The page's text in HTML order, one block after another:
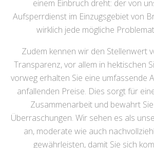
einem Einbruch dreht: der von
Aufsperrdienst im Einzugsgebiet von
wirklich jede mögliche
Zudem kennen wir den Stellenwert
Transparenz, vor allem in hektischen
vorweg erhalten Sie eine umfassende
anfallenden Preise. Dies sorgt für
Zusammenarbeit und bewahrt
Überraschungen. Wir sehen es als
an, moderate wie auch
gewährleisten, damit Sie sich